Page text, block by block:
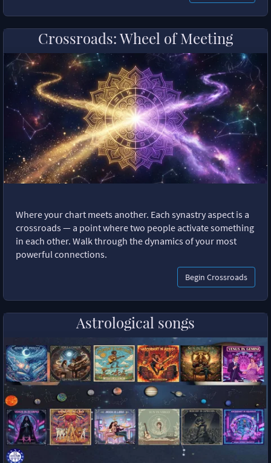
Crossroads: Wheel of Meeting
Where your chart meets another. Each synastry aspect is a
crossroads — a point where two people activate something
in each other. Walk through the dynamics of your most
powerful connections.
Begin Crossroads
Astrological songs